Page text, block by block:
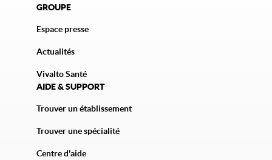
GROUPE
Espace presse
Actualités
Vivalto Santé
AIDE & SUPPORT
Trouver un établissement
Trouver une spécialité
Centre d'aide